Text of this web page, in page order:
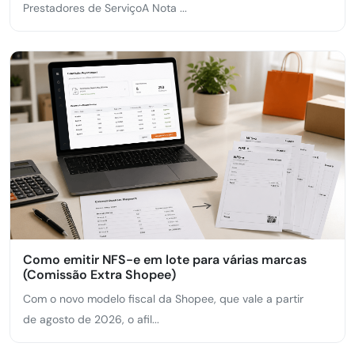
Prestadores de ServiçoA Nota ...
Como emitir NFS-e em lote para várias marcas
(Comissão Extra Shopee)
Com o novo modelo fiscal da Shopee, que vale a partir
de agosto de 2026, o afil...